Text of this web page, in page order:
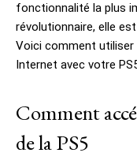
fonctionnalité la plus
révolutionnaire, elle
Voici comment utiliser
Internet avec votre
Comment
de la PS5